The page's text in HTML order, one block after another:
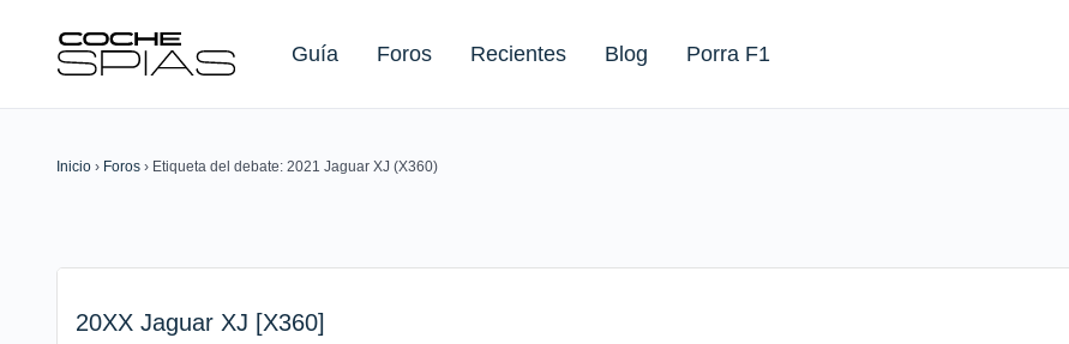
Guía Foros Recientes Blog Porra F1
Buscar:
Inicio › Foros › Etiqueta del debate: 2021 Jaguar XJ (X360)
20XX Jaguar XJ [X360]